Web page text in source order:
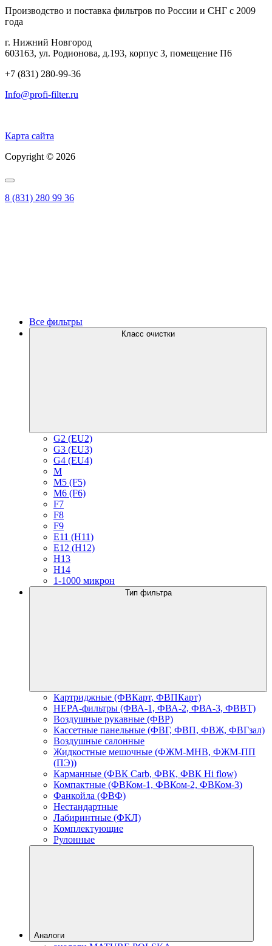
Производство и поставка фильтров по России и СНГ с 2009
года
г. Нижний Новгород
603163, ул. Родионова, д.193, корпус 3, помещение П6
+7 (831) 280-99-36
Info@profi-filter.ru
Карта сайта
Copyright © 2026
8 (831) 280 99 36
Все фильтры
Класс очистки
G2 (EU2)
G3 (EU3)
G4 (EU4)
M
M5 (F5)
M6 (F6)
F7
F8
F9
E11 (H11)
E12 (H12)
H13
H14
1-1000 микрон
Тип фильтра
Картриджные (ФВКарт, ФВПКарт)
HEPA-фильтры (ФВА-1, ФВА-2, ФВА-3, ФВВТ)
Воздушные рукавные (ФВР)
Кассетные панельные (ФВГ, ФВП, ФВЖ, ФВГзал)
Воздушные салонные
Жидкостные мешочные (ФЖМ-МНВ, ФЖМ-ПП
(ПЭ))
Карманные (ФВК Carb, ФВК, ФВК Hi flow)
Компактные (ФВКом-1, ФВКом-2, ФВКом-3)
Фанкойла (ФВФ)
Нестандартные
Лабиринтные (ФКЛ)
Комплектующие
Рулонные
Аналоги